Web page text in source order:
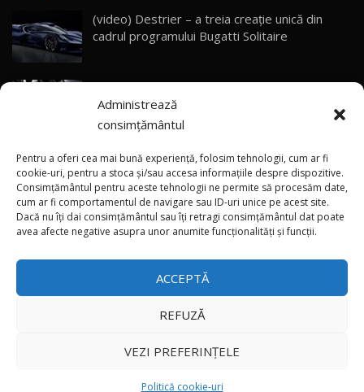
Administrează
consimțământul
Pentru a oferi cea mai bună experiență, folosim tehnologii, cum ar fi
cookie-uri, pentru a stoca și/sau accesa informațiile despre dispozitive.
Consimțământul pentru aceste tehnologii ne permite să procesăm date,
cum ar fi comportamentul de navigare sau ID-uri unice pe acest site.
Dacă nu îți dai consimțământul sau îți retragi consimțământul dat poate
avea afecte negative asupra unor anumite funcționalități și funcții.
ACCEPTĂ
REFUZĂ
VEZI PREFERINȚELE
Politică cookie-uri
30
Primele impresii despre BYD Seal U DM-i,
Sealion 7 și Seal 5 DM-i / Test Drive
AutoBlog.MD
13:56
Noul Volvo EX90 / Test Drive AutoBlog.MD
32:06
33
MG RX5 - își merită banii? / Test Drive
AutoBlog.MD
34
Noul DACIA DUSTER DIESEL! Primul test drive în
română
Noul Mercedes-Benz E 350 e - cât consumă?! /
Test Drive AutoBlog.MD
(video) Destrier – a treia creație unică din
cadrul programului Bugatti Solitaire
(video) SRT prezintă tehnologia eBoost Air
care elimină decalajul turbo
ANRE: Detensionarea relativă a situației din
Golf influențează prețurile la carburanți în
Moldova
(foto/video) Imaginea zilei: Și în SUA polițiștii
uneori „stau în tufari”
×